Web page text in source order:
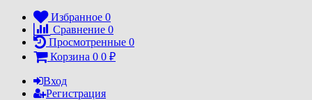
Избранное 0
Сравнение 0
Просмотренные 0
Корзина 0 0 ₽
Вход
Регистрация